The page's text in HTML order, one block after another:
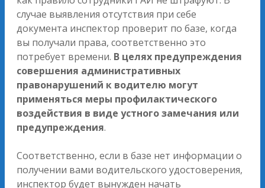
случае выявления отсутствия при себе
документа инспектор проверит по базе, когда
вы получали права, соответственно это
потребует времени. В целях предупреждения
совершения административных
правонарушений к водителю могут
применяться меры профилактического
воздействия в виде устного замечания или
предупреждения.
Соответственно, если в базе нет информации о
получении вами водительского удостоверения,
инспектор будет вынужден начать